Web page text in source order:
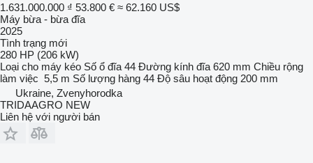
1.631.000.000 ₫ 53.800 € ≈ 62.160 US$
Máy bừa - bừa đĩa
2025
Tình trạng mới
280 HP (206 kW)
Loại cho máy kéo Số ổ đĩa 44 Đường kính đĩa 620 mm Chiều rộng
làm việc 5,5 m Số lượng hàng 44 Độ sâu hoạt động 200 mm
Ukraine, Zvenyhorodka
TRIDAAGRO NEW
Liên hệ với người bán